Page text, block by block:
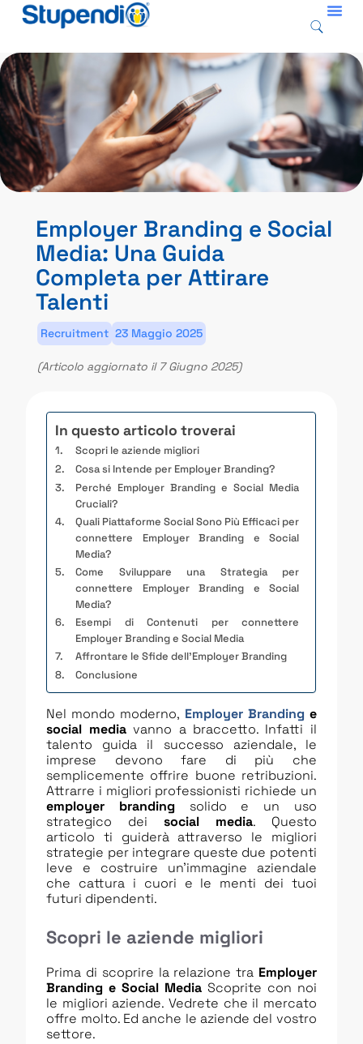
Employer Branding e Social
Media: Una Guida
Completa per Attirare
Talenti
Recruitment 23 Maggio 2025
(Articolo aggiornato il 7 Giugno 2025)
In questo articolo troverai
Scopri le aziende migliori
Cosa si Intende per Employer Branding?
Perché Employer Branding e Social Media
Cruciali?
Quali Piattaforme Social Sono Più Efficaci per
connettere Employer Branding e Social
Media?
Come Sviluppare una Strategia per
connettere Employer Branding e Social
Media?
Esempi di Contenuti per connettere
Employer Branding e Social Media
Affrontare le Sfide dell’Employer Branding
Conclusione
Nel mondo moderno, Employer Branding e
social mediavanno a braccetto. Infatti il
talento guida il successo aziendale, le
imprese devono fare di più che
semplicemente offrire buone retribuzioni.
Attrarre i migliori professionisti richiede un
employer branding solido e un uso
strategico dei social media. Questo
articolo ti guiderà attraverso le migliori
strategie per integrare queste due potenti
leve e costruire un’immagine aziendale
che cattura i cuori e le menti dei tuoi
futuri dipendenti.
Scopri le aziende migliori
Prima di scoprire la relazione tra Employer
Branding e Social Media Scoprite con noi
le migliori aziende. Vedrete che il mercato
offre molto. Ed anche le aziende del vostro
settore.